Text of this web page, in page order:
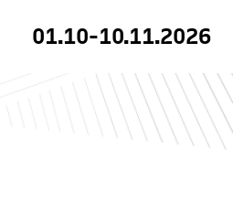
01.10-10.11.2026